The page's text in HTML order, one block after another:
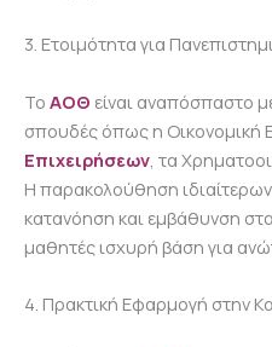
3. Ετοιμότητα για
Το ΑΟΘ είναι αναπόσπαστο
σπουδές όπως η Οικονομική
Επιχειρήσεων , τα
Η παρακολούθηση
κατανόηση και εμβάθυνση
μαθητές ισχυρή βάση για
4. Πρακτική Εφαρμογή στην